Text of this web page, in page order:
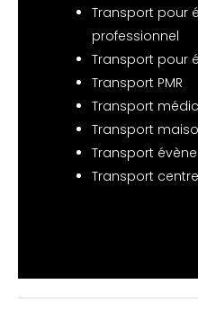
Transport pour
professionnel
Transport pour
Transport PMR
Transport
Transport
Transport
Transport